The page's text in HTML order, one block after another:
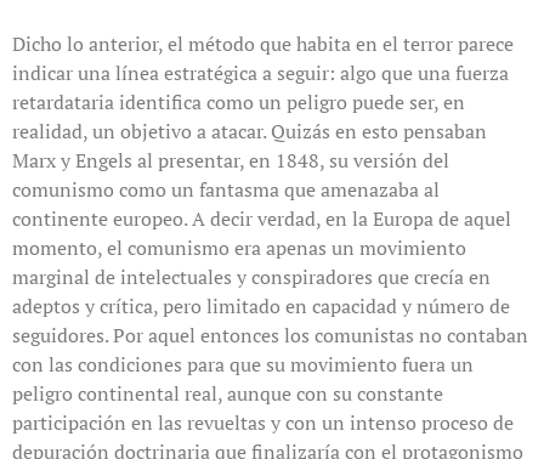
Dicho lo anterior, el método que habita en el terror parece
indicar una línea estratégica a seguir: algo que una fuerza
retardataria identifica como un peligro puede ser, en
realidad, un objetivo a atacar. Quizás en esto pensaban
Marx y Engels al presentar, en 1848, su versión del
comunismo como un fantasma que amenazaba al
continente europeo. A decir verdad, en la Europa de aquel
momento, el comunismo era apenas un movimiento
marginal de intelectuales y conspiradores que crecía en
adeptos y crítica, pero limitado en capacidad y número de
seguidores. Por aquel entonces los comunistas no contaban
con las condiciones para que su movimiento fuera un
peligro continental real, aunque con su constante
participación en las revueltas y con un intenso proceso de
depuración doctrinaria que finalizaría con el protagonismo